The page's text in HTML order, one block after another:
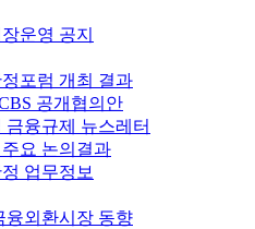
운영 공지
포럼 개최 결과
공개협의안
금융규제 뉴스레터
요 논의결과
업무정보
융외환시장 동향